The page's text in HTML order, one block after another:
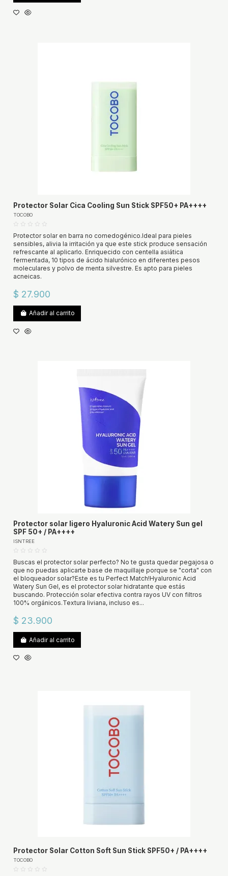
Protector Solar Cica Cooling Sun Stick SPF50+ PA++++
TOCOBO
Protector solar en barra no comedogénico.Ideal para pieles
sensibles, alivia la irritación ya que este stick produce sensación
refrescante al aplicarlo. Enriquecido con centella asiática
fermentada, 10 tipos de ácido hialurónico en diferentes pesos
moleculares y polvo de menta silvestre. Es apto para pieles
acneicas.
$ 27.900
Añadir al carrito
Protector solar ligero Hyaluronic Acid Watery Sun gel
SPF 50+ / PA++++
ISNTREE
Buscas el protector solar perfecto? No te gusta quedar pegajosa o
que no puedas aplicarte base de maquillaje porque se "corta" con
el bloqueador solar?Este es tu Perfect Match!Hyaluronic Acid
Watery Sun Gel, es el protector solar hidratante que estás
buscando. Protección solar efectiva contra rayos UV con filtros
100% orgánicos.Textura liviana, incluso es...
$ 23.900
Añadir al carrito
Protector Solar Cotton Soft Sun Stick SPF50+ / PA++++
TOCOBO